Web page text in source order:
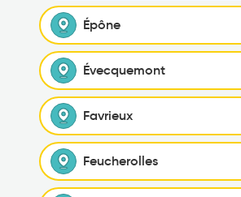
Épône
Évecquemont
Favrieux
Feucherolles